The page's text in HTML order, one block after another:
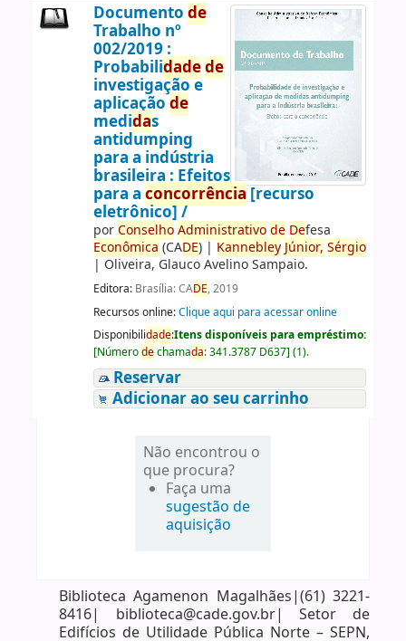
Documento de
Trabalho nº
002/2019 :
Probabilidadede
investigação e
aplicação de
medidas
antidumping
para a indústria
brasileira : Efeitos
para a concorrência [recurso
eletrônico] /
porConselho Administrativo de Defesa
Econômica (CADE)| Kannebley Júnior, Sérgio
| Oliveira, Glauco Avelino Sampaio.
Editora: Brasília: CADE, 2019
Recursos online:Clique aqui para acessar online
Disponibilidade:Itens disponíveis para empréstimo:
[Númerodechamada:341.3787 D637] (1).
Reservar
Adicionar ao seu carrinho
Não encontrou o
que procura?
Faça uma
sugestão de
aquisição
Biblioteca Agamenon Magalhães|(61) 3221-
8416| biblioteca@cade.gov.br| Setor de
Edifícios de Utilidade Pública Norte – SEPN,